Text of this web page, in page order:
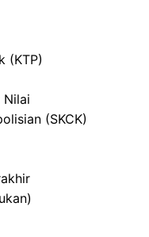
(KTP)
Nilai
(SKCK)